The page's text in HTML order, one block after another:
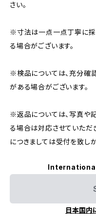
さい。
※寸法は一点一点丁寧に採
る場合がございます。
※検品については、充分確
がある場合がございます。
※返品については、写真や
る場合は対応させていただ
につきましては受付を致し
日本国内